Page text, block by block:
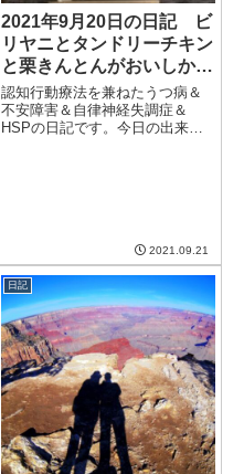
2021年9月20日の日記 ビ
リヤニとタンドリーチキン
と栗きんとんがおいしかっ
た
認知行動療法を兼ねたうつ病＆
不安障害＆自律神経失調症＆
HSPの日記です。今日の出来事
2021.09.21
日記